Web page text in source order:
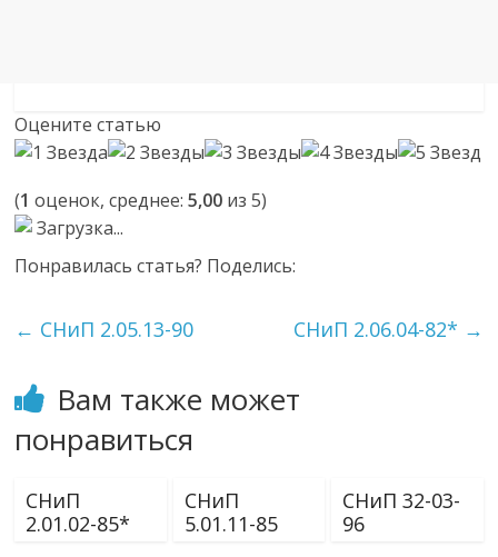
Оцените статью
(1 оценок, среднее:5,00 из 5)
Загрузка...
Понравилась статья? Поделись:
← СНиП 2.05.13-90 СНиП 2.06.04-82* →
Вам также может
понравиться
СНиП
2.01.02-85*
СНиП
5.01.11-85
СНиП 32-03-
96